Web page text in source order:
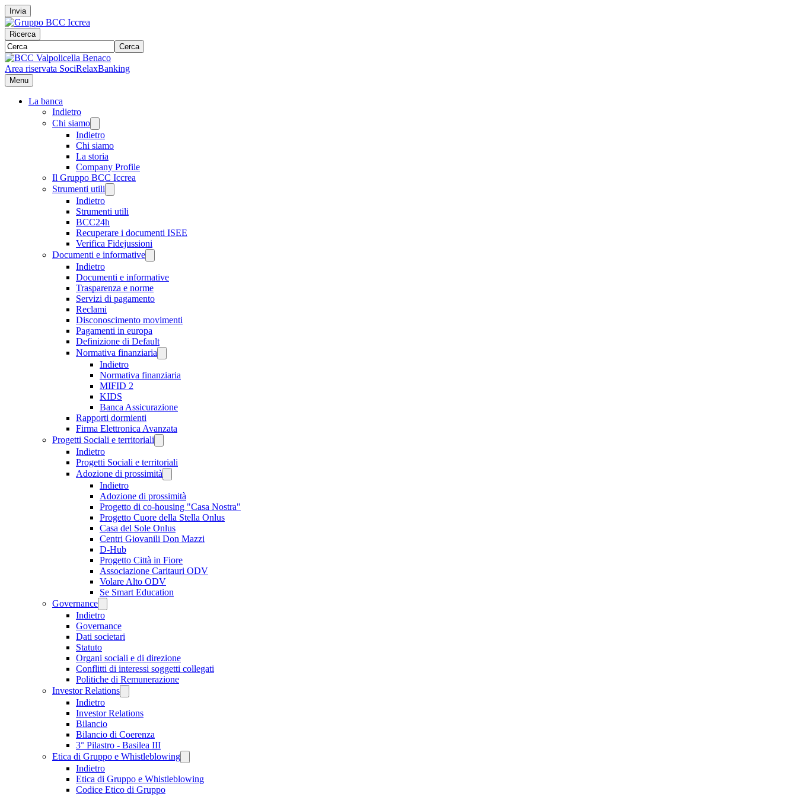
Invia
Ricerca
Cerca
Area riservata SociRelaxBanking
Menu
La banca
Indietro
Chi siamo
Indietro
Chi siamo
La storia
Company Profile
Il Gruppo BCC Iccrea
Strumenti utili
Indietro
Strumenti utili
BCC24h
Recuperare i documenti ISEE
Verifica Fidejussioni
Documenti e informative
Indietro
Documenti e informative
Trasparenza e norme
Servizi di pagamento
Reclami
Disconoscimento movimenti
Pagamenti in europa
Definizione di Default
Normativa finanziaria
Indietro
Normativa finanziaria
MIFID 2
KIDS
Banca Assicurazione
Rapporti dormienti
Firma Elettronica Avanzata
Progetti Sociali e territoriali
Indietro
Progetti Sociali e territoriali
Adozione di prossimità
Indietro
Adozione di prossimità
Progetto di co-housing "Casa Nostra"
Progetto Cuore della Stella Onlus
Casa del Sole Onlus
Centri Giovanili Don Mazzi
D-Hub
Progetto Città in Fiore
Associazione Caritauri ODV
Volare Alto ODV
Se Smart Education
Governance
Indietro
Governance
Dati societari
Statuto
Organi sociali e di direzione
Conflitti di interessi soggetti collegati
Politiche di Remunerazione
Investor Relations
Indietro
Investor Relations
Bilancio
Bilancio di Coerenza
3° Pilastro - Basilea III
Etica di Gruppo e Whistleblowing
Indietro
Etica di Gruppo e Whistleblowing
Codice Etico di Gruppo